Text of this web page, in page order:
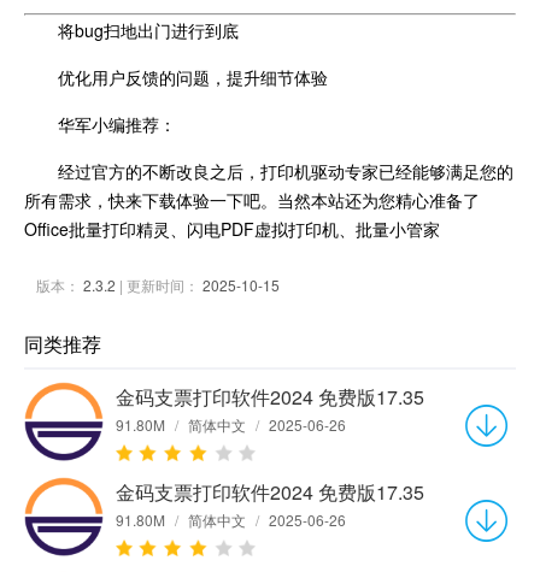
将bug扫地出门进行到底
优化用户反馈的问题，提升细节体验
华军小编推荐：
经过官方的不断改良之后，打印机驱动专家已经能够满足您的
所有需求，快来下载体验一下吧。当然本站还为您精心准备了
Office批量打印精灵、闪电PDF虚拟打印机、批量小管家
版本： 2.3.2 | 更新时间： 2025-10-15
同类推荐
金码支票打印软件2024 免费版17.35
91.80M / 简体中文 / 2025-06-26
金码支票打印软件2024 免费版17.35
91.80M / 简体中文 / 2025-06-26